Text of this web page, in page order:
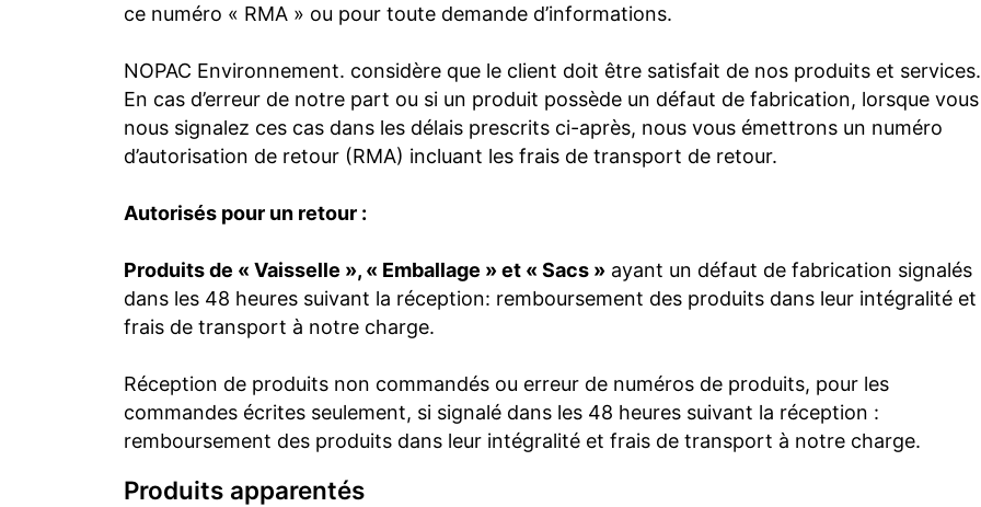
ce numéro « RMA » ou pour toute demande d’informations.
NOPAC Environnement. considère que le client doit être satisfait de nos produits et services.
En cas d’erreur de notre part ou si un produit possède un défaut de fabrication, lorsque vous
nous signalez ces cas dans les délais prescrits ci-après, nous vous émettrons un numéro
d’autorisation de retour (RMA) incluant les frais de transport de retour.
Autorisés pour un retour :
Produits de « Vaisselle », « Emballage » et « Sacs » ayant un défaut de fabrication signalés
dans les 48 heures suivant la réception: remboursement des produits dans leur intégralité et
frais de transport à notre charge.
Réception de produits non commandés ou erreur de numéros de produits, pour les
commandes écrites seulement, si signalé dans les 48 heures suivant la réception :
remboursement des produits dans leur intégralité et frais de transport à notre charge.
Produits apparentés